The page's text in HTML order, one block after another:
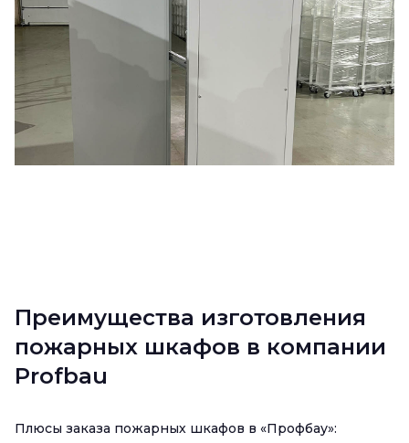
Преимущества изготовления
пожарных шкафов в компании
Profbau
Плюсы заказа пожарных шкафов в «Профбау»: